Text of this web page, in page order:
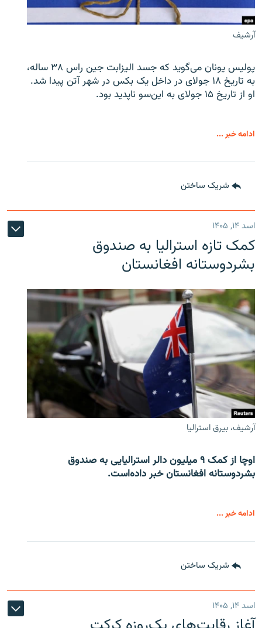
آرشیف
پولیس یونان می‌گوید که جسد الیزابت جین راس ۳۸ ساله،
به تاریخ ۱۸ جولای در داخل یک بکس در شهر آتن پیدا شد.
او از تاریخ ۱۵ جولای به این‌سو ناپدید بود.
ادامه خبر ...
شریک ساختن
اسد ۱۴, ۱۴۰۵
کمک تازه استرالیا به صندوق
بشردوستانه افغانستان
آرشیف، بیرق استرالیا
اوچا از کمک ۹ میلیون دالر استرالیایی به صندوق
بشردوستانه افغانستان خبر داده‌است.
ادامه خبر ...
شریک ساختن
اسد ۱۴, ۱۴۰۵